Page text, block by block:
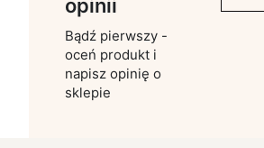
opinii
Bądź pierwszy -
oceń produkt i
napisz opinię o
sklepie